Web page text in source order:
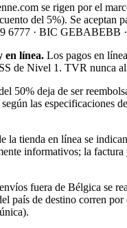
se rigen por el
del 5%). Se
· BIC GEBABEBB
en línea. Los pagos en
de Nivel 1. TVR nunca
50% deja de ser
las
la tienda en línea se
informativos; la
fuera de Bélgica se
país de destino corren